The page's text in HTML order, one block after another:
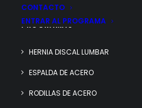
CONTACTO
ENTRAR AL PROGRAMA
PROGRAMAS
HERNIA DISCAL LUMBAR
ESPALDA DE ACERO
RODILLAS DE ACERO